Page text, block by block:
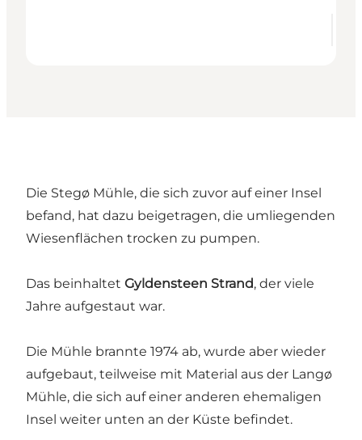
Die Stegø Mühle, die sich zuvor auf einer Insel
befand, hat dazu beigetragen, die umliegenden
Wiesenflächen trocken zu pumpen.
Das beinhaltet Gyldensteen Strand, der viele
Jahre aufgestaut war.
Die Mühle brannte 1974 ab, wurde aber wieder
aufgebaut, teilweise mit Material aus der Langø
Mühle, die sich auf einer anderen ehemaligen
Insel weiter unten an der Küste befindet.